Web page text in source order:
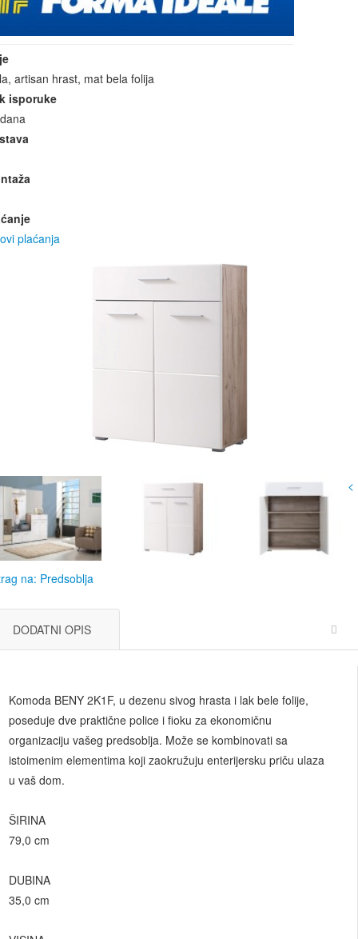
artisan hrast, mat bela folija
isporuke
plaćanja
<
na: Predsoblja
DODATNI OPIS
Komoda BENY 2K1F, u dezenu sivog hrasta i lak bele folije,
poseduje dve praktične police i fioku za ekonomičnu
organizaciju vašeg predsoblja. Može se kombinovati sa
istoimenim elementima koji zaokružuju enterijersku priču ulaza
u vaš dom.
ŠIRINA
79,0 cm
DUBINA
35,0 cm